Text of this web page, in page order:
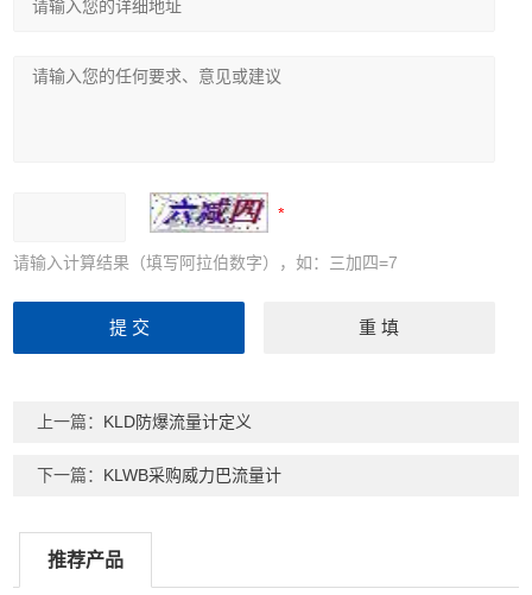
请输入计算结果（填写阿拉伯数字），如：三加四=7
上一篇： KLD防爆流量计定义
下一篇： KLWB采购威力巴流量计
推荐产品